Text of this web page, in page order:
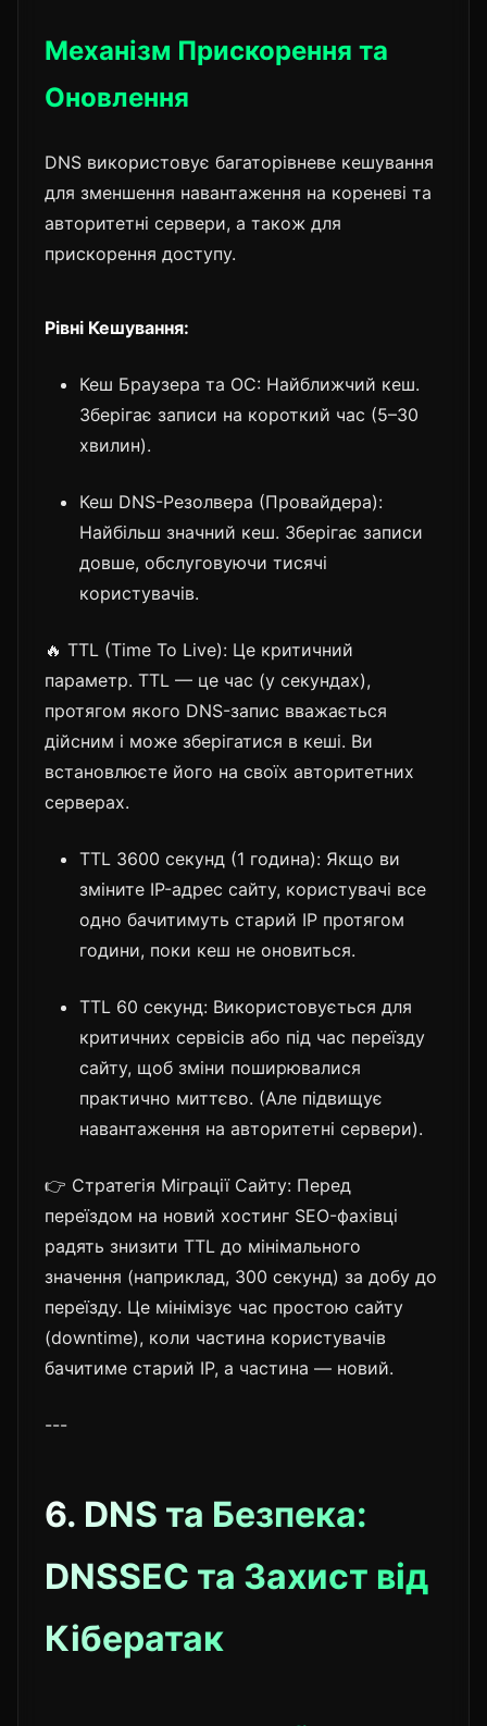
Механізм Прискорення та
Оновлення
DNS використовує багаторівневе кешування
для зменшення навантаження на кореневі та
авторитетні сервери, а також для
прискорення доступу.
Рівні Кешування:
Кеш Браузера та ОС: Найближчий кеш.
Зберігає записи на короткий час (5–30
хвилин).
Кеш DNS-Резолвера (Провайдера):
Найбільш значний кеш. Зберігає записи
довше, обслуговуючи тисячі
користувачів.
🔥 TTL (Time To Live): Це критичний
параметр. TTL — це час (у секундах),
протягом якого DNS-запис вважається
дійсним і може зберігатися в кеші. Ви
встановлюєте його на своїх авторитетних
серверах.
TTL 3600 секунд (1 година): Якщо ви
зміните IP-адрес сайту, користувачі все
одно бачитимуть старий IP протягом
години, поки кеш не оновиться.
TTL 60 секунд: Використовується для
критичних сервісів або під час переїзду
сайту, щоб зміни поширювалися
практично миттєво. (Але підвищує
навантаження на авторитетні сервери).
👉 Стратегія Міграції Сайту: Перед
переїздом на новий хостинг SEO-фахівці
радять знизити TTL до мінімального
значення (наприклад, 300 секунд) за добу до
переїзду. Це мінімізує час простою сайту
(downtime), коли частина користувачів
бачитиме старий IP, а частина — новий.
---
6. DNS та Безпека:
DNSSEC та Захист від
Кібератак